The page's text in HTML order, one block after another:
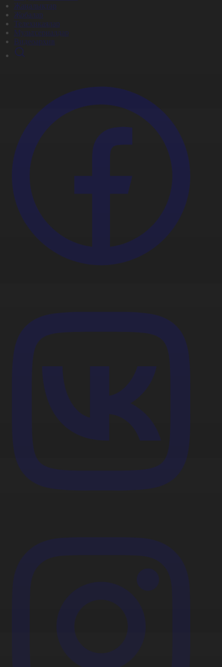
Жаңалықтар
Жобалар
Телехикаялар
Мультсериалдар
Видеоархив